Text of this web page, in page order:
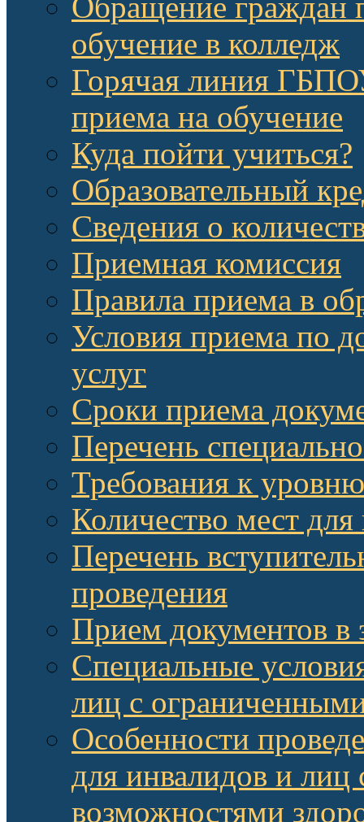
обучение в колледж
Горячая линия
приема на обучение
Куда пойти учиться?
Образовательный
Сведения о
Приемная комиссия
Правила приема в
Условия приема по
услуг
Сроки приема
Перечень
Требования к
Количество мест
Перечень
проведения
Прием документов в
Специальные
лиц с
Особенности
для инвалидов и
возможностями